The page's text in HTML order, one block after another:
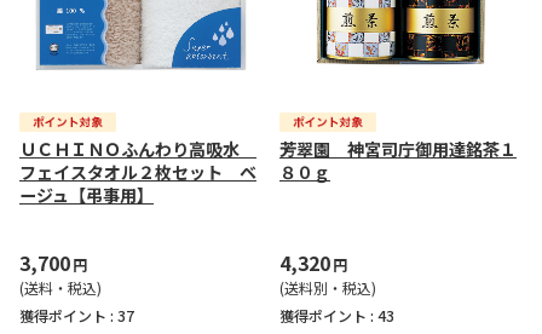
ＵＣＨＩＮＯふんわり高吸水
フェイスタオル２枚セット ベ
ージュ【弔事用】
3,700円
(送料・税込)
獲得ポイント : 37
芳翠園 神宮司庁御用達銘茶１
８０ｇ
4,320円
(送料別・税込)
獲得ポイント : 43